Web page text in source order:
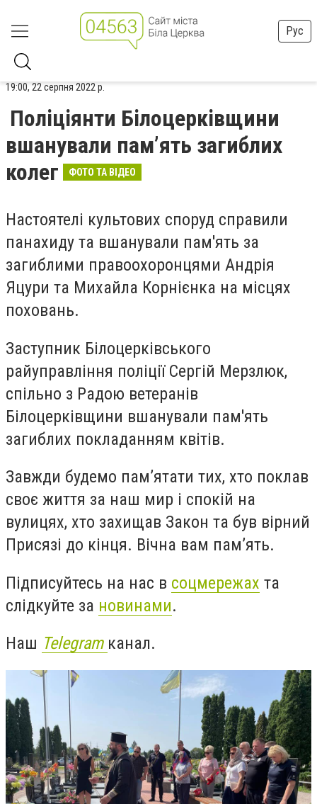
Рус
19:00, 22 серпня 2022 р.
Поліціянти Білоцерківщини
вшанували пам’ять загиблих
колег
ФОТО ТА ВІДЕО
Настоятелі культових споруд справили
панахиду та вшанували пам'ять за
загиблими правоохоронцями Андрія
Яцури та Михайла Корнієнка на місцях
поховань.
Заступник Білоцерківського
райуправління поліції Сергій Мерзлюк,
спільно з Радою ветеранів
Білоцерківщини вшанували пам'ять
загиблих покладанням квітів.
Завжди будемо пам’ятати тих, хто поклав
своє життя за наш мир і спокій на
вулицях, хто захищав Закон та був вірний
Присязі до кінця. Вічна вам пам’ять.
Підписуйтесь на нас в соцмережах та
слідкуйте за новинами.
Наш Telegram канал.